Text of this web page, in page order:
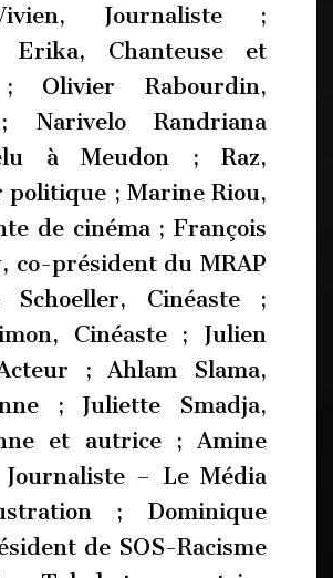
Journaliste ;
Erika, Chanteuse et
Olivier Rabourdin,
Narivelo Randriana
à Meudon ; Raz,
politique ; Marine Riou,
de cinéma ; François
co-président du MRAP
Cinéaste ;
Cinéaste ; Julien
; Ahlam Slama,
; Juliette Smadja,
et autrice ; Amine
Journaliste – Le Média
; Dominique
de SOS-Racisme